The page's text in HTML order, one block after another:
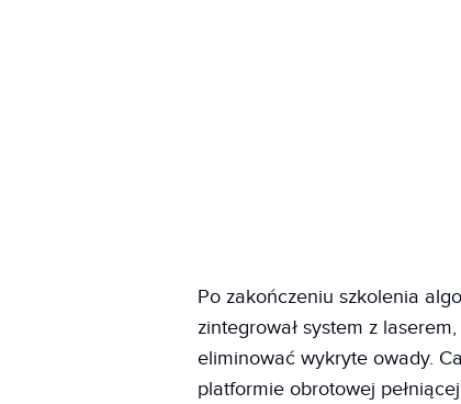
Po zakończeniu szkolenia
zintegrował system z
eliminować wykryte owady.
platformie obrotowej